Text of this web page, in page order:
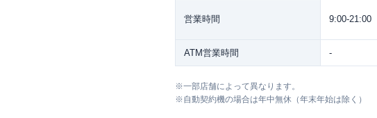
営業時間 9:00-21:00
ATM営業時間 -
※一部店舗によって異なります。
※自動契約機の場合は年中無休（年末年始は除く）